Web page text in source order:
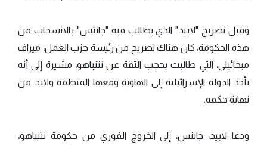
وقبل تصريح "لابيد" الذي يطالب فيه "جانتس" بالانسحاب من
هذه الحكومة، كان هناك تصريح من رئيسة حزب العمل، ميراف
ميخائيلي، التي طالبت بحجب الثقة عن نتنياهو، مشيرة إلى أنه
يأخذ الدولة الإسرائيلية إلى الهاوية ومعها المنطقة ولابد من
نهاية حكمه.
ودعا لابيد، جانتس، إلى الخروج الفوري من حكومة نتنياهو،